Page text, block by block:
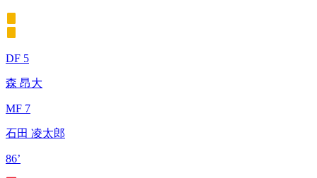
DF 5
森 昂大
MF 7
石田 凌太郎
86’